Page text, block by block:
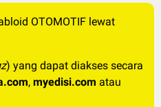
OTOMOTIF lewat
) yang dapat diakses secara
, myedisi.com atau